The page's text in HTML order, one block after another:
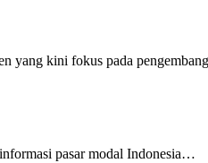
yang kini fokus pada
pasar modal Indonesia…